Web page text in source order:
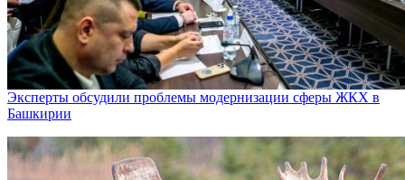
Эксперты обсудили проблемы модернизации сферы ЖКХ в
Башкирии